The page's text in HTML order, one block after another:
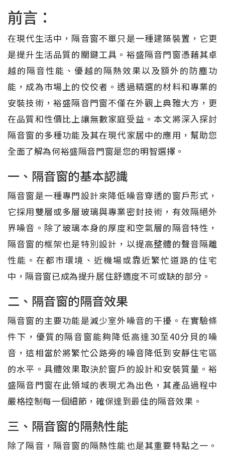
前言：
在現代生活中，隔音窗不單只是一種建築裝置，它更
是提升生活品質的關鍵工具。裕盛隔音門窗憑藉其卓
越的隔音性能、優越的隔熱效果以及額外的防塵功
能，成為市場上的佼佼者。透過精選的材料和專業的
安裝技術，裕盛隔音門窗不僅在外觀上典雅大方，更
在品質和性價比上讓無數家庭受益。本文將深入探討
隔音窗的多種功能及其在現代家居中的應用，幫助您
全面了解為何裕盛隔音門窗是您的明智選擇。
一、隔音窗的基本認識
隔音窗是一種專門設計來降低噪音穿透的窗戶形式，
它採用雙層或多層玻璃與專業密封技術，有效隔絕外
界噪音。除了玻璃本身的厚度和空氣層的隔音特性，
隔音窗的框架也是特別設計，以提高整體的聲音隔離
性能。在都市環境、近機場或靠近繁忙道路的住宅
中，隔音窗已成為提升居住舒適度不可或缺的部分。
二、隔音窗的隔音效果
隔音窗的主要功能是減少室外噪音的干擾。在實驗條
件下，優質的隔音窗能夠降低高達30至40分貝的噪
音，這相當於將繁忙公路旁的噪音降低到安靜住宅區
的水平。具體效果取決於窗戶的設計和安裝質量。裕
盛隔音門窗在此領域的表現尤為出色，其產品過程中
嚴格控制每一個細節，確保達到最佳的隔音效果。
三、隔音窗的隔熱性能
除了隔音，隔音窗的隔熱性能也是其重要特點之一。